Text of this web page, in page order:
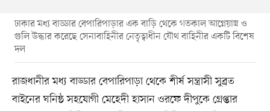
ঢাকার মধ্য বাড্ডার বেপারিপাড়ার এক বাড়ি থেকে গতকাল আগ্নেয়াস্ত্র ও
গুলি উদ্ধার করেছে সেনাবাহিনীর নেতৃত্বাধীন যৌথ বাহিনীর একটি বিশেষ
দল
রাজধানীর মধ্য বাড্ডার বেপারিপাড়া থেকে শীর্ষ সন্ত্রাসী সুব্রত
বাইনের ঘনিষ্ঠ সহযোগী মেহেদী হাসান ওরফে দীপুকে গ্রেপ্তার